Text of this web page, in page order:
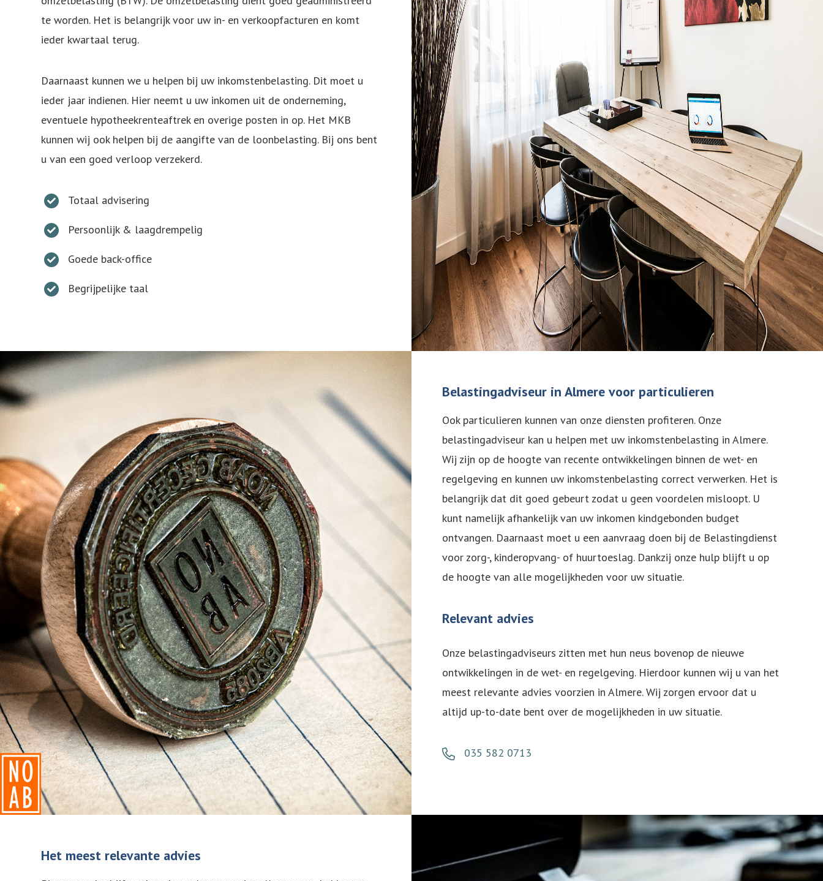
te worden. Het is belangrijk voor uw in- en verkoopfacturen en komt
ieder kwartaal terug.
Daarnaast kunnen we u helpen bij uw inkomstenbelasting. Dit moet u
ieder jaar indienen. Hier neemt u uw inkomen uit de onderneming,
eventuele hypotheekrenteaftrek en overige posten in op. Het MKB
kunnen wij ook helpen bij de aangifte van de loonbelasting. Bij ons bent
u van een goed verloop verzekerd.
Totaal advisering
Persoonlijk & laagdrempelig
Goede back-office
Begrijpelijke taal
Belastingadviseur in Almere voor particulieren
Ook particulieren kunnen van onze diensten profiteren. Onze
belastingadviseur kan u helpen met uw inkomstenbelasting in Almere.
Wij zijn op de hoogte van recente ontwikkelingen binnen de wet- en
regelgeving en kunnen uw inkomstenbelasting correct verwerken. Het is
belangrijk dat dit goed gebeurt zodat u geen voordelen misloopt. U
kunt namelijk afhankelijk van uw inkomen kindgebonden budget
ontvangen. Daarnaast moet u een aanvraag doen bij de Belastingdienst
voor zorg-, kinderopvang- of huurtoeslag. Dankzij onze hulp blijft u op
de hoogte van alle mogelijkheden voor uw situatie.
Relevant advies
Onze belastingadviseurs zitten met hun neus bovenop de nieuwe
ontwikkelingen in de wet- en regelgeving. Hierdoor kunnen wij u van het
meest relevante advies voorzien in Almere. Wij zorgen ervoor dat u
altijd up-to-date bent over de mogelijkheden in uw situatie.
035 582 0713
Het meest relevante advies
Neem contact op
We gaan graag met u in gesprek, we nemen zo snel mogelijk contact met u op!